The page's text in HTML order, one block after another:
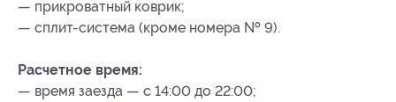
— прикроватный коврик;
— сплит-система (кроме номера № 9).
Расчетное время:
— время заезда — с 14:00 до 22:00;